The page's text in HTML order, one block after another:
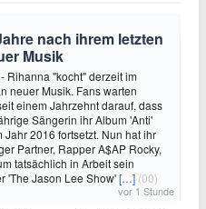
nach ihrem letzten
Musik
Rihanna "kocht" derzeit im
neuer Musik. Fans warten
einem Jahrzehnt darauf, dass
Sängerin ihr Album 'Anti'
Jahr 2016 fortsetzt. Nun hat ihr
Partner, Rapper A$AP Rocky,
tatsächlich in Arbeit sein
'The Jason Lee Show'[…] (00)
vor 1 Stunde